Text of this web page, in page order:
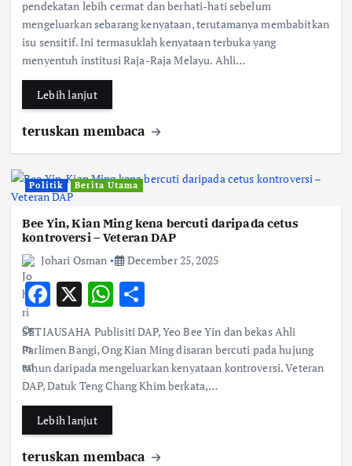
b
o
o
k
s
A
e
pendekatan lebih cermat dan berhati-hati sebelum
mengeluarkan sebarang kenyataan, terutamanya membabitkan
isu sensitif. Ini termasuklah kenyataan terbuka yang
menyentuh institusi Raja-Raja Melayu. Ahli…
Lebih lanjut
teruskan membaca
Politik Berita Utama
Bee Yin, Kian Ming kena bercuti daripada cetus
kontroversi – Veteran DAP
Johari Osman
December 25, 2025
F
ac
e
b
o
o
k
X W
h
at
s
A
p
h
ar
e
SETIAUSAHA Publisiti DAP, Yeo Bee Yin dan bekas Ahli
Parlimen Bangi, Ong Kian Ming disaran bercuti pada hujung
tahun daripada mengeluarkan kenyataan kontroversi. Veteran
DAP, Datuk Teng Chang Khim berkata,…
Lebih lanjut
teruskan membaca